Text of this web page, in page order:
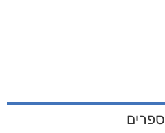
ספרים